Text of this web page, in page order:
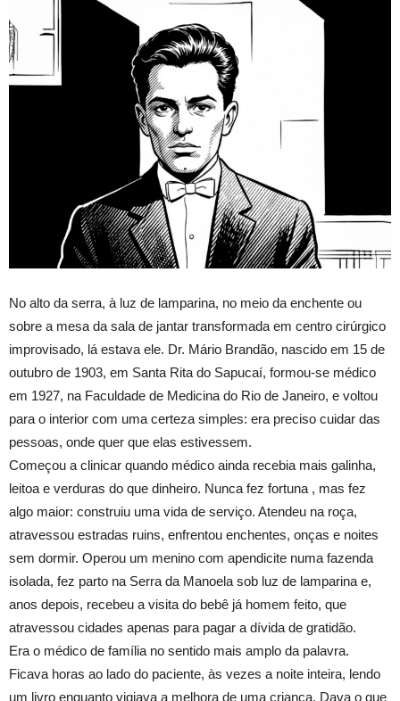
No alto da serra, à luz de lamparina, no meio da enchente ou
sobre a mesa da sala de jantar transformada em centro cirúrgico
improvisado, lá estava ele. Dr. Mário Brandão, nascido em 15 de
outubro de 1903, em Santa Rita do Sapucaí, formou-se médico
em 1927, na Faculdade de Medicina do Rio de Janeiro, e voltou
para o interior com uma certeza simples: era preciso cuidar das
pessoas, onde quer que elas estivessem.
Começou a clinicar quando médico ainda recebia mais galinha,
leitoa e verduras do que dinheiro. Nunca fez fortuna , mas fez
algo maior: construiu uma vida de serviço. Atendeu na roça,
atravessou estradas ruins, enfrentou enchentes, onças e noites
sem dormir. Operou um menino com apendicite numa fazenda
isolada, fez parto na Serra da Manoela sob luz de lamparina e,
anos depois, recebeu a visita do bebê já homem feito, que
atravessou cidades apenas para pagar a dívida de gratidão.
Era o médico de família no sentido mais amplo da palavra.
Ficava horas ao lado do paciente, às vezes a noite inteira, lendo
um livro enquanto vigiava a melhora de uma criança. Dava o que